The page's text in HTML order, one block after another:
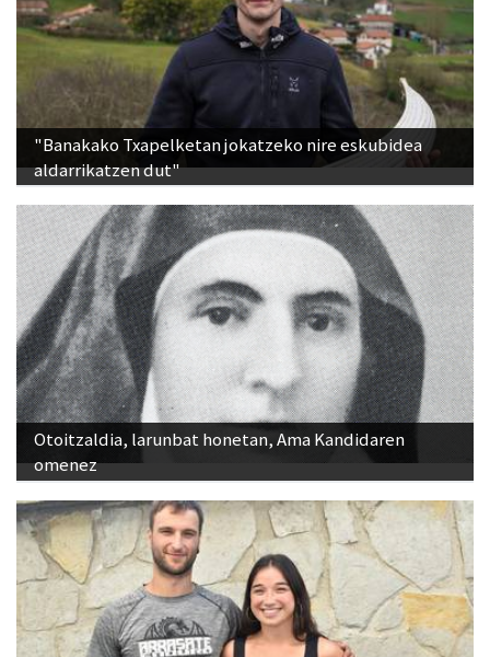
"Banakako Txapelketan jokatzeko nire eskubidea
aldarrikatzen dut"
Otoitzaldia, larunbat honetan, Ama Kandidaren
omenez